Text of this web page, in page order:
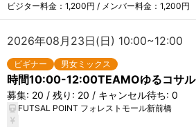
ビジター料金：1,200円 / メンバー料金：1,200円
2026年08月23日(日) 10:00~12:00
ビギナー 男女ミックス
時間10:00-12:00TEAMOゆるコサル
募集: 20 / 残り: 20 / キャンセル待ち: 0
FUTSAL POINT フォレストモール新前橋